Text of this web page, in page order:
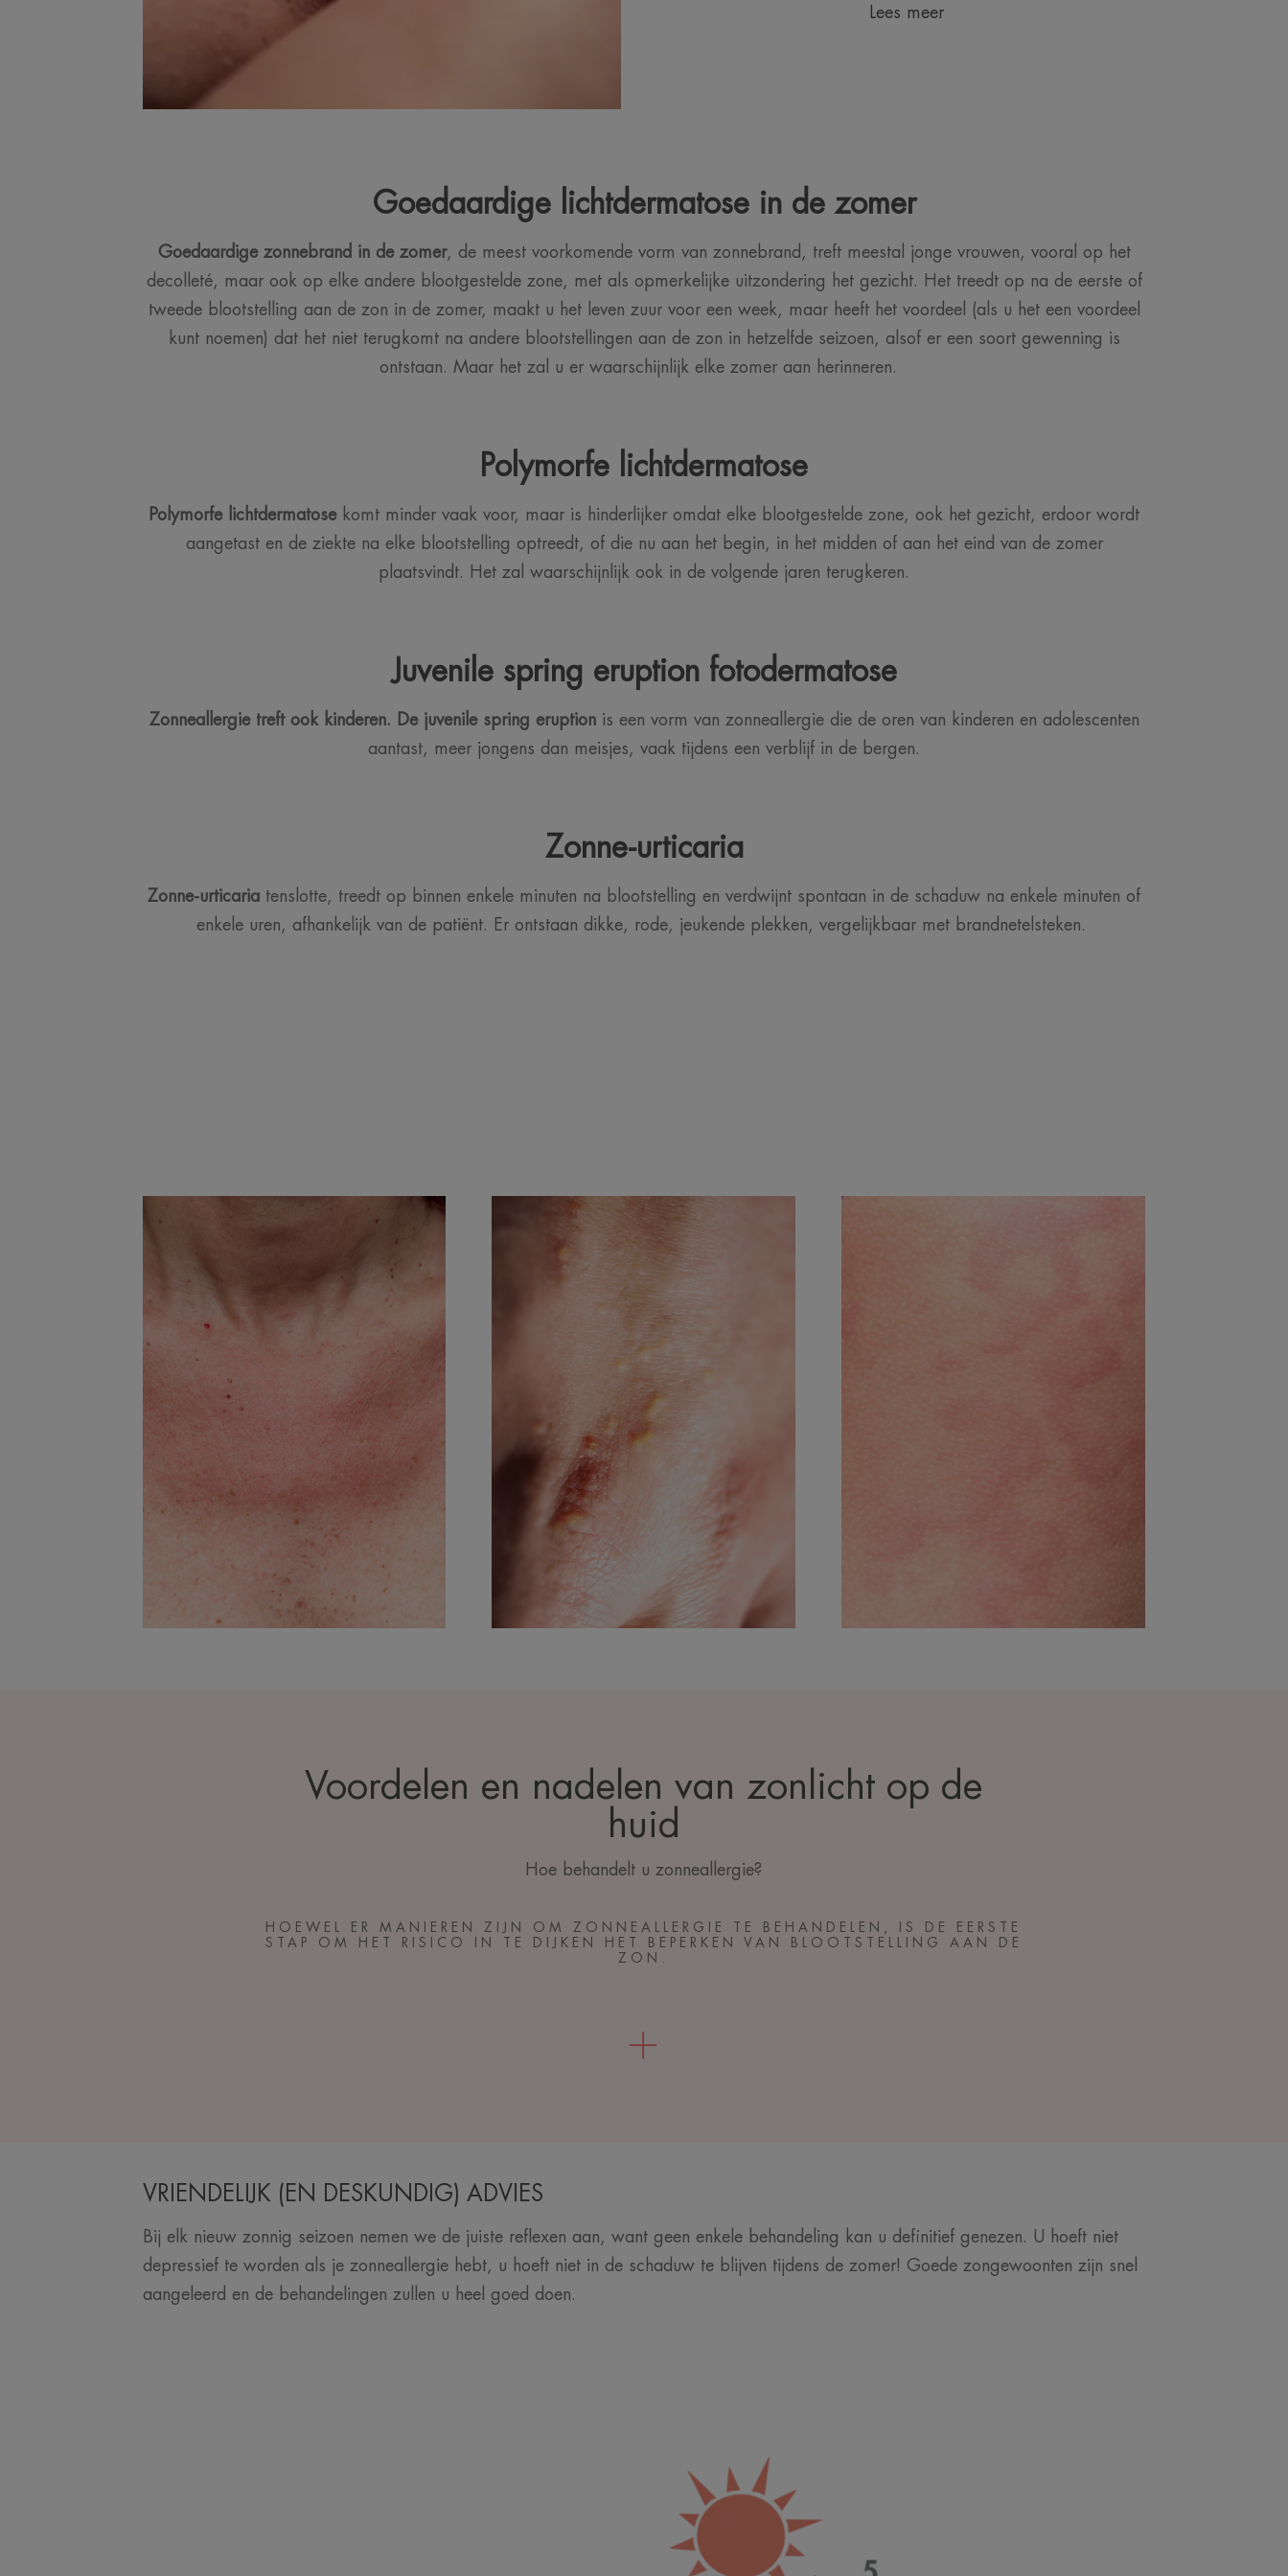
Lees meer
Goedaardige lichtdermatose in de zomer
Goedaardige zonnebrand in de zomer, de meest voorkomende vorm van zonnebrand, treft meestal jonge vrouwen, vooral op het
decolleté, maar ook op elke andere blootgestelde zone, met als opmerkelijke uitzondering het gezicht. Het treedt op na de eerste of
tweede blootstelling aan de zon in de zomer, maakt u het leven zuur voor een week, maar heeft het voordeel (als u het een voordeel
kunt noemen) dat het niet terugkomt na andere blootstellingen aan de zon in hetzelfde seizoen, alsof er een soort gewenning is
ontstaan. Maar het zal u er waarschijnlijk elke zomer aan herinneren.
Polymorfe lichtdermatose
Polymorfe lichtdermatosekomt minder vaak voor, maar is hinderlijker omdat elke blootgestelde zone, ook het gezicht, erdoor wordt
aangetast en de ziekte na elke blootstelling optreedt, of die nu aan het begin, in het midden of aan het eind van de zomer
plaatsvindt. Het zal waarschijnlijk ook in de volgende jaren terugkeren.
Juvenile spring eruption fotodermatose
Zonneallergie treft ook kinderen. De juvenile spring eruptionis een vorm van zonneallergie die de oren van kinderen en adolescenten
aantast, meer jongens dan meisjes, vaak tijdens een verblijf in de bergen.
Zonne-urticaria
Zonne-urticaria tenslotte, treedt op binnen enkele minuten na blootstelling en verdwijnt spontaan in de schaduw na enkele minuten of
enkele uren, afhankelijk van de patiënt. Er ontstaan dikke, rode, jeukende plekken, vergelijkbaar met brandnetelsteken.
Voordelen en nadelen van zonlicht op de
huid
Hoe behandelt u zonneallergie?
HOEWEL ER MANIEREN ZIJN OM ZONNEALLERGIE TE BEHANDELEN, IS DE EERSTE
STAP OM HET RISICO IN TE DIJKEN HET BEPERKEN VAN BLOOTSTELLING AAN DE
ZON.
VRIENDELIJK (EN DESKUNDIG) ADVIES
Bij elk nieuw zonnig seizoen nemen we de juiste reflexen aan, want geen enkele behandeling kan u definitief genezen. U hoeft niet
depressief te worden als je zonneallergie hebt, u hoeft niet in de schaduw te blijven tijdens de zomer! Goede zongewoonten zijn snel
aangeleerd en de behandelingen zullen u heel goed doen.